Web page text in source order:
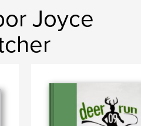
Joyce